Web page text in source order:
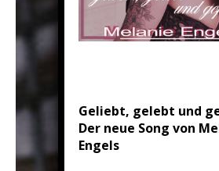
Geliebt, gelebt und
Der neue Song von
Engels